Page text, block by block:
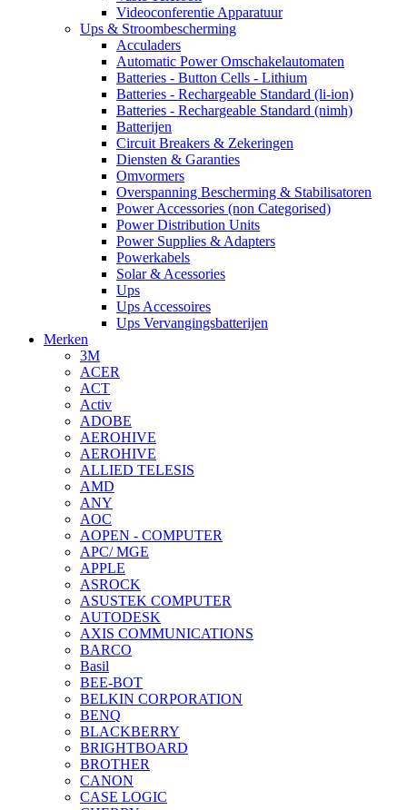
Videoconferentie Apparatuur
Ups & Stroombescherming
Acculaders
Automatic Power Omschakelautomaten
Batteries - Button Cells - Lithium
Batteries - Rechargeable Standard (li-ion)
Batteries - Rechargeable Standard (nimh)
Batterijen
Circuit Breakers & Zekeringen
Diensten & Garanties
Omvormers
Overspanning Bescherming & Stabilisatoren
Power Accessories (non Categorised)
Power Distribution Units
Power Supplies & Adapters
Powerkabels
Solar & Acessories
Ups
Ups Accessoires
Ups Vervangingsbatterijen
Merken
3M
ACER
ACT
Activ
ADOBE
AEROHIVE
AEROHIVE
ALLIED TELESIS
AMD
ANY
AOC
AOPEN - COMPUTER
APC/ MGE
APPLE
ASROCK
ASUSTEK COMPUTER
AUTODESK
AXIS COMMUNICATIONS
BARCO
Basil
BEE-BOT
BELKIN CORPORATION
BENQ
BLACKBERRY
BRIGHTBOARD
BROTHER
CANON
CASE LOGIC